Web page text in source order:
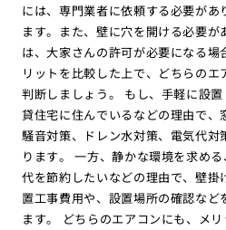
には、専門業者に依頼する必要があ
ます。また、壁に穴を開ける必要
は、大家さんの許可が必要になる
リットを比較した上で、どちらの
判断しましょう。 もし、手軽に設
貸住宅に住んでいるなどの理由で、
騒音対策、ドレン水対策、電気代対
ります。 一方、静かな環境を求め
代を節約したいなどの理由で、壁
置工事費用や、設置場所の確認など
ます。 どちらのエアコンにも、メ